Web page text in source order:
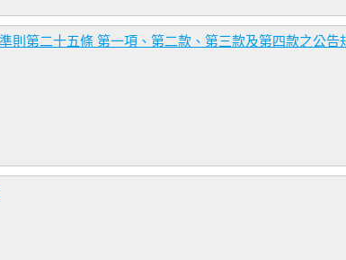
則第二十五條 第一項、第二款、第三款及第四款之公告